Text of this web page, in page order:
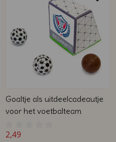
Goaltje als uitdeelcadeautje
voor het voetbalteam
2,49